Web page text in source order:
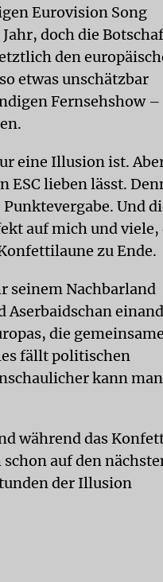
Eurovision Song
doch die
den
etwas unschätzbar
Fernsehshow
eine Illusion ist.
ESC lieben lässt.
Und
auf mich und viele,
zu Ende.
seinem Nachbarland
Aserbaidschan
die gemeinsame
fällt politischen
kann man
während das
auf den
der Illusion